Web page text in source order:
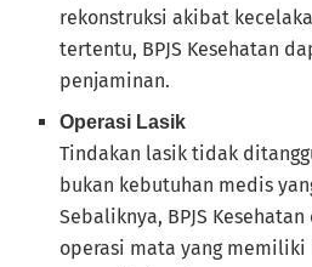
rekonstruksi akibat
tertentu, BPJS Kesehatan
penjaminan.
Operasi Lasik
Tindakan lasik tidak
bukan kebutuhan medis
Sebaliknya, BPJS
operasi mata yang